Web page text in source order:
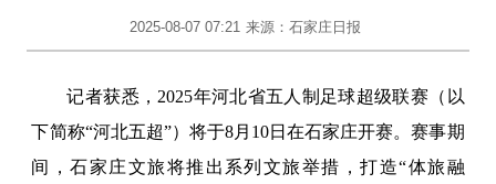
2025-08-07 07:21 来源：石家庄日报
记者获悉，2025年河北省五人制足球超级联赛（以
下简称“河北五超”）将于8月10日在石家庄开赛。赛事期
间，石家庄文旅将推出系列文旅举措，打造“体旅融